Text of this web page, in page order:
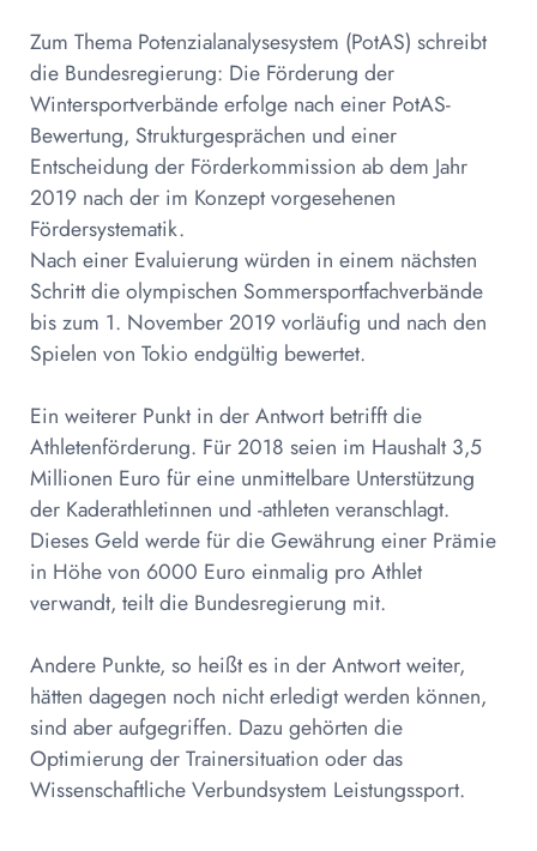
Zum Thema Potenzialanalysesystem (PotAS) schreibt
die Bundesregierung: Die Förderung der
Wintersportverbände erfolge nach einer PotAS-
Bewertung, Strukturgesprächen und einer
Entscheidung der Förderkommission ab dem Jahr
2019 nach der im Konzept vorgesehenen
Fördersystematik.
Nach einer Evaluierung würden in einem nächsten
Schritt die olympischen Sommersportfachverbände
bis zum 1. November 2019 vorläufig und nach den
Spielen von Tokio endgültig bewertet.
Ein weiterer Punkt in der Antwort betrifft die
Athletenförderung. Für 2018 seien im Haushalt 3,5
Millionen Euro für eine unmittelbare Unterstützung
der Kaderathletinnen und -athleten veranschlagt.
Dieses Geld werde für die Gewährung einer Prämie
in Höhe von 6000 Euro einmalig pro Athlet
verwandt, teilt die Bundesregierung mit.
Andere Punkte, so heißt es in der Antwort weiter,
hätten dagegen noch nicht erledigt werden können,
sind aber aufgegriffen. Dazu gehörten die
Optimierung der Trainersituation oder das
Wissenschaftliche Verbundsystem Leistungssport.